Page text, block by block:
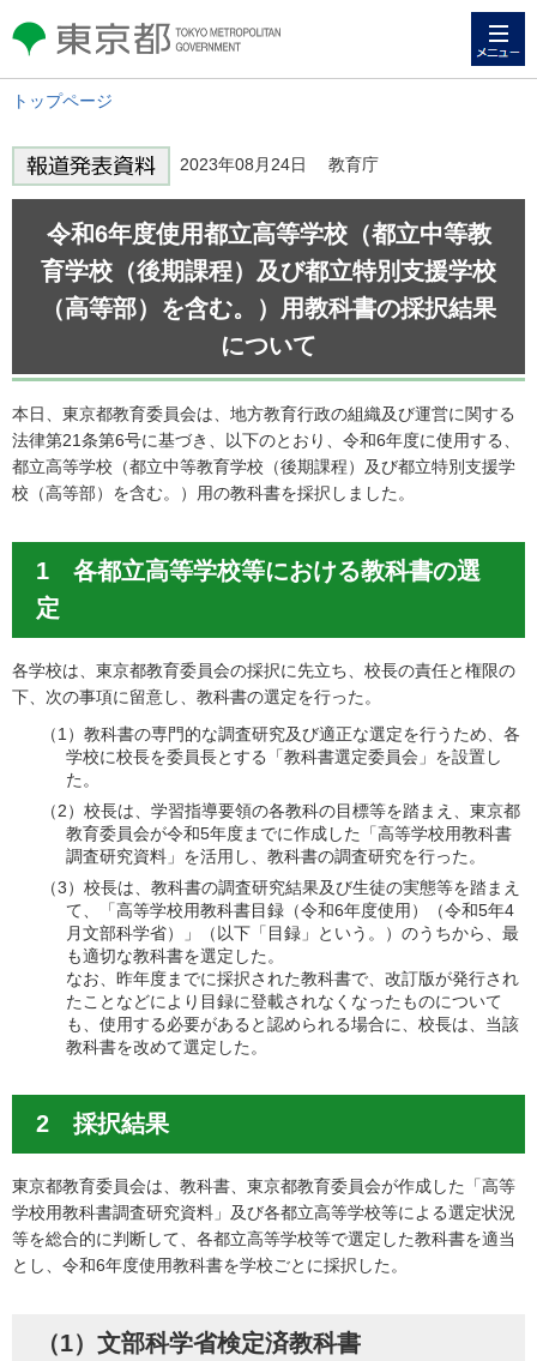
東京都 TOKYO METROPOLITAN
GOVERNMENT
トップページ
2023年08月24日 教育庁
令和6年度使用都立高等学校（都立中等教
育学校（後期課程）及び都立特別支援学校
（高等部）を含む。）用教科書の採択結果
について
本日、東京都教育委員会は、地方教育行政の組織及び運営に関する
法律第21条第6号に基づき、以下のとおり、令和6年度に使用する、
都立高等学校（都立中等教育学校（後期課程）及び都立特別支援学
校（高等部）を含む。）用の教科書を採択しました。
1 各都立高等学校等における教科書の選
定
各学校は、東京都教育委員会の採択に先立ち、校長の責任と権限の
下、次の事項に留意し、教科書の選定を行った。
（1）教科書の専門的な調査研究及び適正な選定を行うため、各
学校に校長を委員長とする「教科書選定委員会」を設置し
た。
（2）校長は、学習指導要領の各教科の目標等を踏まえ、東京都
教育委員会が令和5年度までに作成した「高等学校用教科書
調査研究資料」を活用し、教科書の調査研究を行った。
（3）校長は、教科書の調査研究結果及び生徒の実態等を踏まえ
て、「高等学校用教科書目録（令和6年度使用）（令和5年4
月文部科学省）」（以下「目録」という。）のうちから、最
も適切な教科書を選定した。
なお、昨年度までに採択された教科書で、改訂版が発行され
たことなどにより目録に登載されなくなったものについて
も、使用する必要があると認められる場合に、校長は、当該
教科書を改めて選定した。
2 採択結果
東京都教育委員会は、教科書、東京都教育委員会が作成した「高等
学校用教科書調査研究資料」及び各都立高等学校等による選定状況
等を総合的に判断して、各都立高等学校等で選定した教科書を適当
とし、令和6年度使用教科書を学校ごとに採択した。
（1）文部科学省検定済教科書